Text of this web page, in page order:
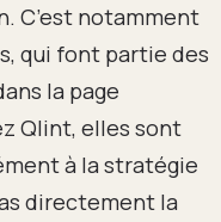
C’est notamment
qui font partie des
la page
Qlint, elles sont
à la stratégie
directement la